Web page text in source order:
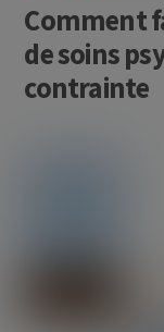
Comment
de soins
contrainte